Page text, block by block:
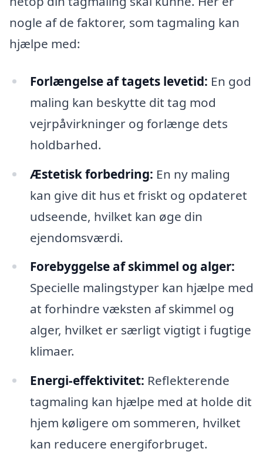
nogle af de faktorer, som tagmaling kan
hjælpe med:
Forlængelse af tagets levetid: En god
maling kan beskytte dit tag mod
vejrpåvirkninger og forlænge dets
holdbarhed.
Æstetisk forbedring: En ny maling
kan give dit hus et friskt og opdateret
udseende, hvilket kan øge din
ejendomsværdi.
Forebyggelse af skimmel og alger:
Specielle malingstyper kan hjælpe med
at forhindre væksten af skimmel og
alger, hvilket er særligt vigtigt i fugtige
klimaer.
Energi-effektivitet: Reflekterende
tagmaling kan hjælpe med at holde dit
hjem køligere om sommeren, hvilket
kan reducere energiforbruget.